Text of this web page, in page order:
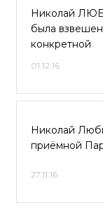
Николай
была
конкретной
01.12.16
Николай
приёмной
27.11.16